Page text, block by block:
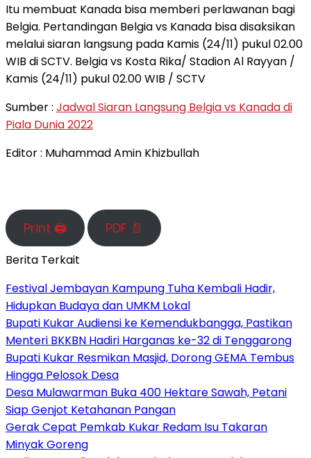
Itu membuat Kanada bisa memberi perlawanan bagi
Belgia. Pertandingan Belgia vs Kanada bisa disaksikan
melalui siaran langsung pada Kamis (24/11) pukul 02.00
WIB di SCTV. Belgia vs Kosta Rika/ Stadion Al Rayyan /
Kamis (24/11) pukul 02.00 WIB / SCTV
Sumber : Jadwal Siaran Langsung Belgia vs Kanada di
Piala Dunia 2022
Editor : Muhammad Amin Khizbullah
Print 🖨 PDF 📄
Berita Terkait
Festival Jembayan Kampung Tuha Kembali Hadir,
Hidupkan Budaya dan UMKM Lokal
Bupati Kukar Audiensi ke Kemendukbangga, Pastikan
Menteri BKKBN Hadiri Harganas ke-32 di Tenggarong
Bupati Kukar Resmikan Masjid, Dorong GEMA Tembus
Hingga Pelosok Desa
Desa Mulawarman Buka 400 Hektare Sawah, Petani
Siap Genjot Ketahanan Pangan
Gerak Cepat Pemkab Kukar Redam Isu Takaran
Minyak Goreng